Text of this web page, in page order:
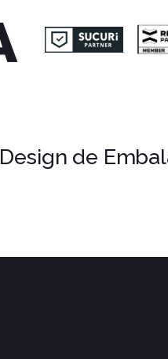
Design de